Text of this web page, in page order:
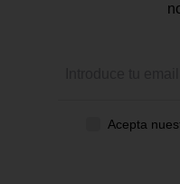
Acepta